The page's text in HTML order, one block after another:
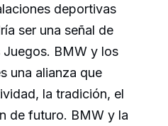
deportivas
ser una señal de
BMW y los
una alianza que
la tradición, el
de futuro. BMW y la